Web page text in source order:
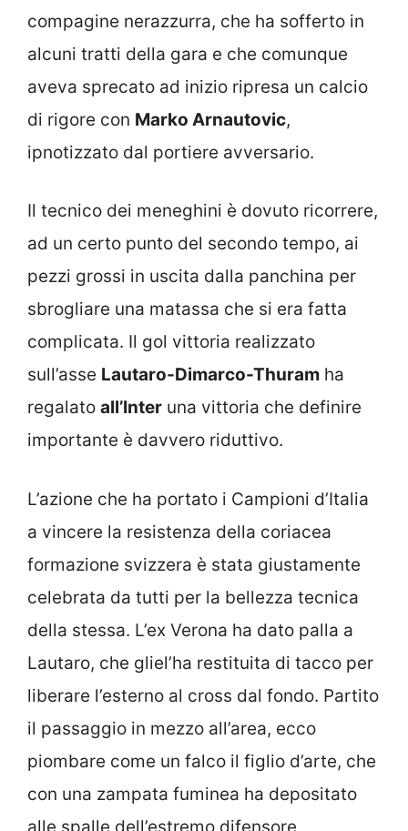
compagine nerazzurra, che ha sofferto in
alcuni tratti della gara e che comunque
aveva sprecato ad inizio ripresa un calcio
di rigore con Marko Arnautovic,
ipnotizzato dal portiere avversario.
Il tecnico dei meneghini è dovuto ricorrere,
ad un certo punto del secondo tempo, ai
pezzi grossi in uscita dalla panchina per
sbrogliare una matassa che si era fatta
complicata. Il gol vittoria realizzato
sull’asse Lautaro-Dimarco-Thuram ha
regalato all’Inter una vittoria che definire
importante è davvero riduttivo.
L’azione che ha portato i Campioni d’Italia
a vincere la resistenza della coriacea
formazione svizzera è stata giustamente
celebrata da tutti per la bellezza tecnica
della stessa. L’ex Verona ha dato palla a
Lautaro, che gliel’ha restituita di tacco per
liberare l’esterno al cross dal fondo. Partito
il passaggio in mezzo all’area, ecco
piombare come un falco il figlio d’arte, che
con una zampata fuminea ha depositato